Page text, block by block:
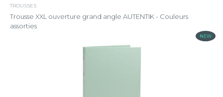
TROUSSES
Trousse XXL ouverture grand angle AUTENTIK - Couleurs
assorties
NEW